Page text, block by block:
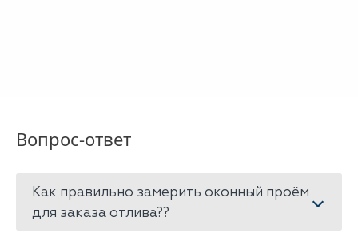
Вопрос-ответ
Как правильно замерить оконный проём
для заказа отлива??